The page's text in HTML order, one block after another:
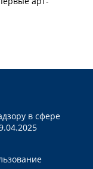
в сфере